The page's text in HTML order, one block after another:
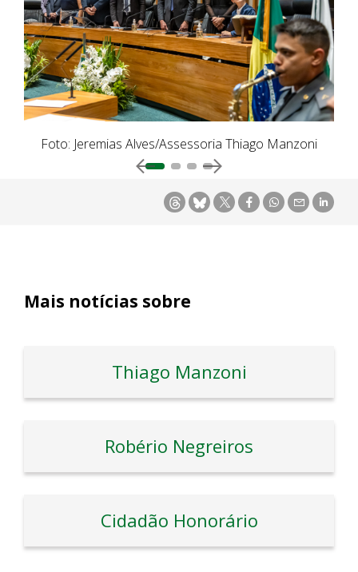
Foto: Jeremias Alves/Assessoria Thiago Manzoni
Mais notícias sobre
Thiago Manzoni
Robério Negreiros
Cidadão Honorário